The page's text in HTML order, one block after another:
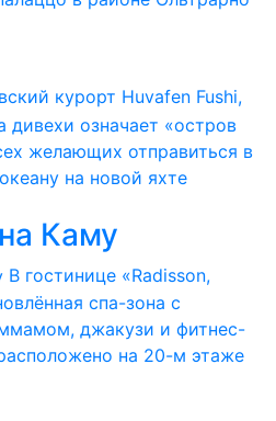
курорт Huvafen Fushi,
дивехи означает «остров
желающих отправиться в
на новой яхте
Каму
В гостинице «Radisson,
спа-зона с
джакузи и фитнес-
на 20-м этаже